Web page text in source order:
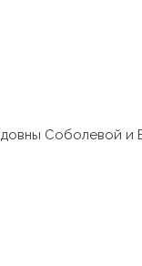
Соболевой и